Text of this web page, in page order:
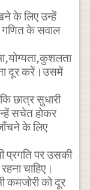
के लिए उन्हें
के सवाल
दूर करें।उसमें
छात्र सुधारी
सचेत होकर
के लिए
प्रगति पर उसकी
चाहिए।
कमजोरी को दूर